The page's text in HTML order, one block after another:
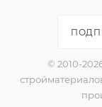
© 2010-